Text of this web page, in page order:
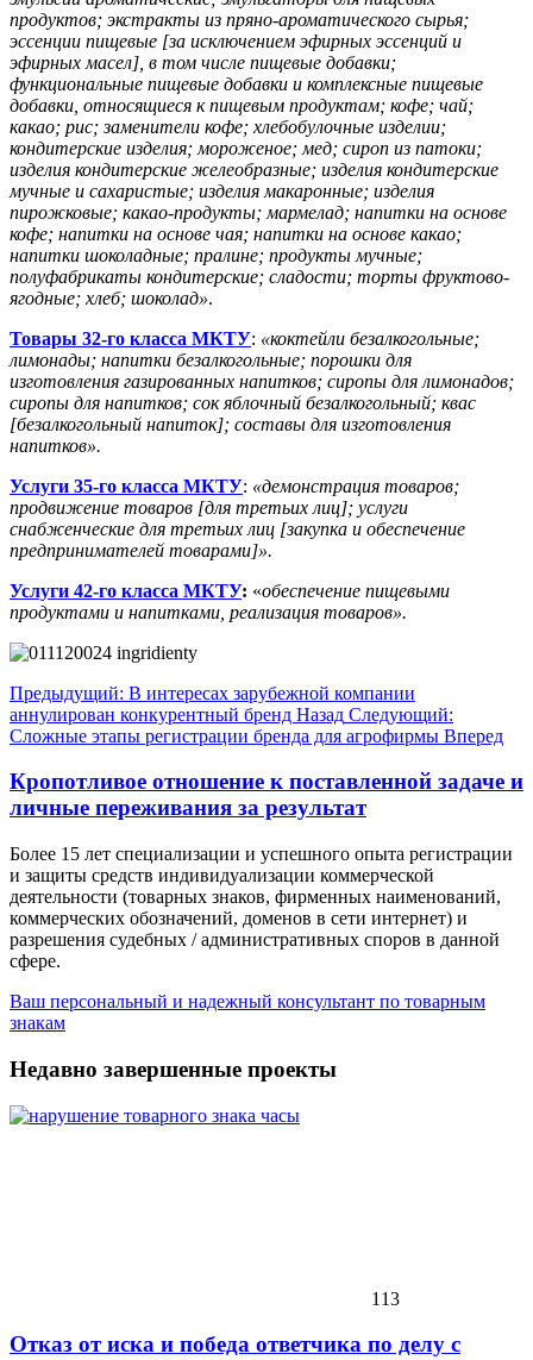
продуктов; экстракты из пряно-ароматического сырья;
эссенции пищевые [за исключением эфирных эссенций и
эфирных масел], в том числе пищевые добавки;
функциональные пищевые добавки и комплексные пищевые
добавки, относящиеся к пищевым продуктам; кофе; чай;
какао; рис; заменители кофе; хлебобулочные изделии;
кондитерские изделия; мороженое; мед; сироп из патоки;
изделия кондитерские желеобразные; изделия кондитерские
мучные и сахаристые; изделия макаронные; изделия
пирожковые; какао-продукты; мармелад; напитки на основе
кофе; напитки на основе чая; напитки на основе какао;
напитки шоколадные; пралине; продукты мучные;
полуфабрикаты кондитерские; сладости; торты фруктово-
ягодные; хлеб; шоколад».
Товары 32-го класса МКТУ: «коктейли безалкогольные;
лимонады; напитки безалкогольные; порошки для
изготовления газированных напитков; сиропы для лимонадов;
сиропы для напитков; сок яблочный безалкогольный; квас
[безалкогольный напиток]; составы для изготовления
напитков».
Услуги 35-го класса МКТУ: «демонстрация товаров;
продвижение товаров [для третьих лиц]; услуги
снабженческие для третьих лиц [закупка и обеспечение
предпринимателей товарами]».
Услуги 42-го класса МКТУ: «обеспечение пищевыми
продуктами и напитками, реализация товаров».
Предыдущий: В интересах зарубежной компании
аннулирован конкурентный бренд Назад Следующий:
Сложные этапы регистрации бренда для агрофирмы Вперед
Кропотливое отношение к поставленной задаче и
личные переживания за результат
Более 15 лет специализации и успешного опыта регистрации
и защиты средств индивидуализации коммерческой
деятельности (товарных знаков, фирменных наименований,
коммерческих обозначений, доменов в сети интернет) и
разрешения судебных / административных споров в данной
сфере.
Ваш персональный и надежный консультант по товарным
знакам
Недавно завершенные проекты
113
Отказ от иска и победа ответчика по делу с